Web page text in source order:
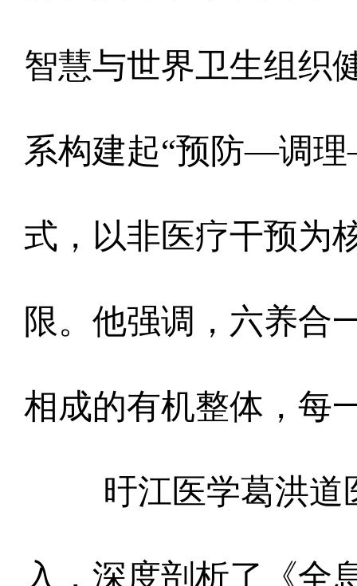
智慧与世界卫生组织
系构建起“预防—调
式，以非医疗干预为
限。他强调，六养合
相成的有机整体，每
旴江医学葛洪
入，深度剖析了《全